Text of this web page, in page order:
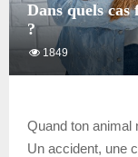
Dans quels
?
1849
Quand ton animal
Un accident, une